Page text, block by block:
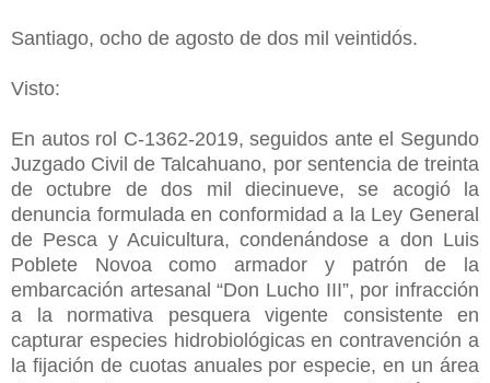
Santiago, ocho de agosto de dos mil veintidós.
Visto:
En autos rol C-1362-2019, seguidos ante el Segundo
Juzgado Civil de Talcahuano, por sentencia de treinta
de octubre de dos mil diecinueve, se acogió la
denuncia formulada en conformidad a la Ley General
de Pesca y Acuicultura, condenándose a don Luis
Poblete Novoa como armador y patrón de la
embarcación artesanal “Don Lucho III”, por infracción
a la normativa pesquera vigente consistente en
capturar especies hidrobiológicas en contravención a
la fijación de cuotas anuales por especie, en un área